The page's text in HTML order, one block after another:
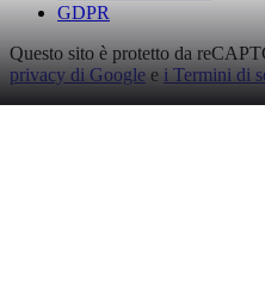
GDPR
Questo sito è protetto da
privacy di Google e i Termini di